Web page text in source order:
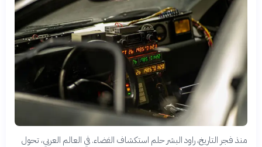
منذ فجر التاريخ، راود البشر حلم استكشاف الفضاء. في العالم العربي، تحول